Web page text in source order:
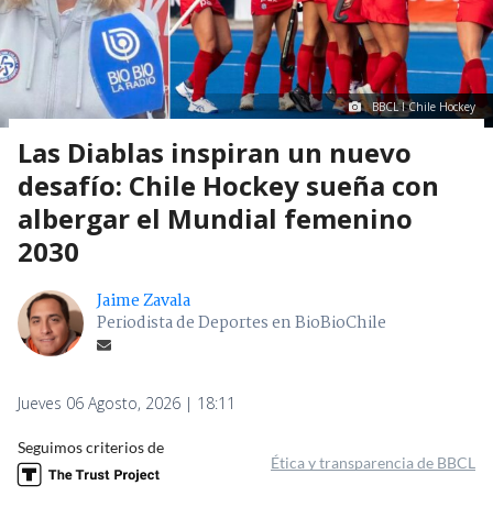
BBCL I Chile Hockey
Las Diablas inspiran un nuevo
desafío: Chile Hockey sueña con
albergar el Mundial femenino
2030
Jaime Zavala
Periodista de Deportes en BioBioChile
Jueves 06 Agosto, 2026 | 18:11
Seguimos criterios de
Ética y transparencia de BBCL